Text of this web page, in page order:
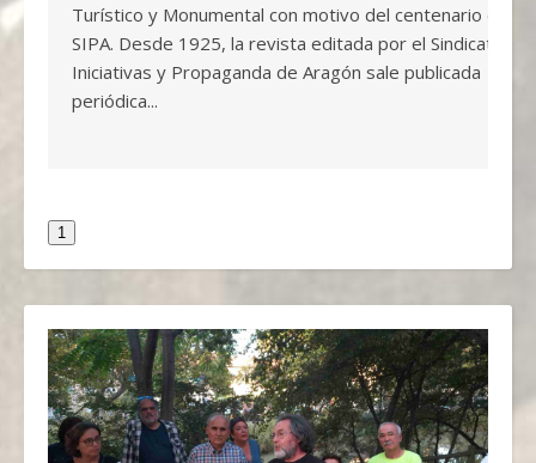
Turístico y Monumental con motivo del centenario del
SIPA. Desde 1925, la revista editada por el Sindicato de
Iniciativas y Propaganda de Aragón sale publicada
periódica...
1